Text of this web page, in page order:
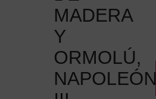
MADERA
Y
ORMOLÚ,
NAPOLEÓN